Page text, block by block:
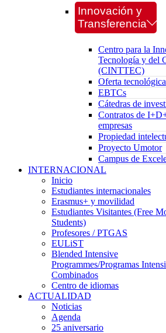
Innovación y
Transferencia
Centro para la
Tecnología y del
(CINTTEC)
Oferta tecnológica
EBTCs
Cátedras de
Contratos de
empresas
Propiedad
Proyecto Umotor
Campus de
INTERNACIONAL
Inicio
Estudiantes internacionales
Erasmus+ y movilidad
Estudiantes Visitantes (Free
Students)
Profesores / PTGAS
EULiST
Blended Intensive
Programmes/Programas
Combinados
Centro de idiomas
ACTUALIDAD
Noticias
Agenda
25 aniversario